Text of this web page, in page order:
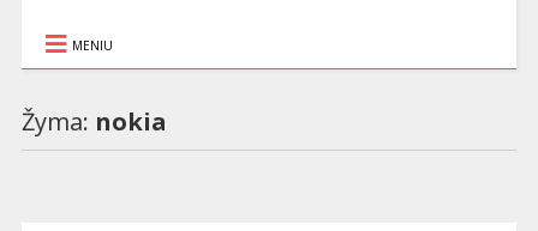
MENIU
Žyma: nokia